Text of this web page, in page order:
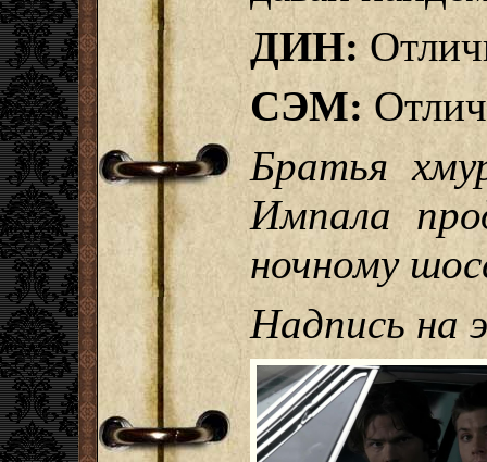
ДИН:
СЭМ:
Братья
Импала
ночному
Надпись на